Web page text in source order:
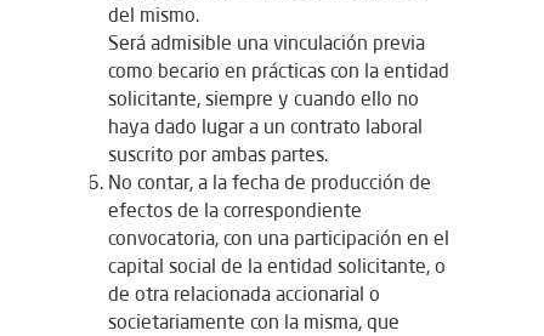
del mismo.
Será admisible una vinculación previa
como becario en prácticas con la entidad
solicitante, siempre y cuando ello no
haya dado lugar a un contrato laboral
suscrito por ambas partes.
No contar, a la fecha de producción de
efectos de la correspondiente
convocatoria, con una participación en el
capital social de la entidad solicitante, o
de otra relacionada accionarial o
societariamente con la misma, que